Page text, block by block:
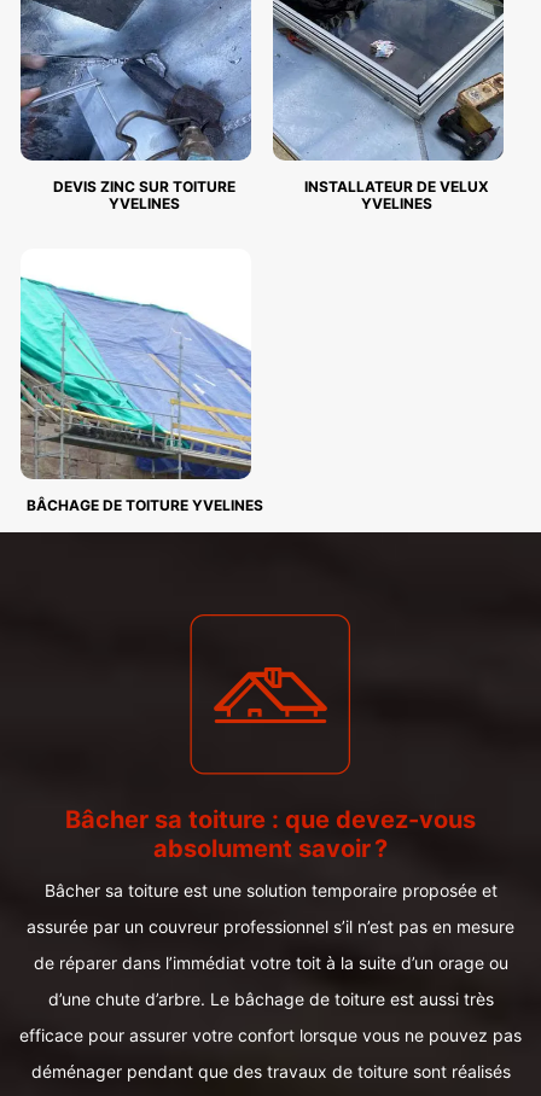
DEVIS ZINC SUR TOITURE
YVELINES
INSTALLATEUR DE VELUX
YVELINES
BÂCHAGE DE TOITURE YVELINES
Bâcher sa toiture : que devez-vous
absolument savoir ?
Bâcher sa toiture est une solution temporaire proposée et
assurée par un couvreur professionnel s’il n’est pas en mesure
de réparer dans l’immédiat votre toit à la suite d’un orage ou
d’une chute d’arbre. Le bâchage de toiture est aussi très
efficace pour assurer votre confort lorsque vous ne pouvez pas
déménager pendant que des travaux de toiture sont réalisés